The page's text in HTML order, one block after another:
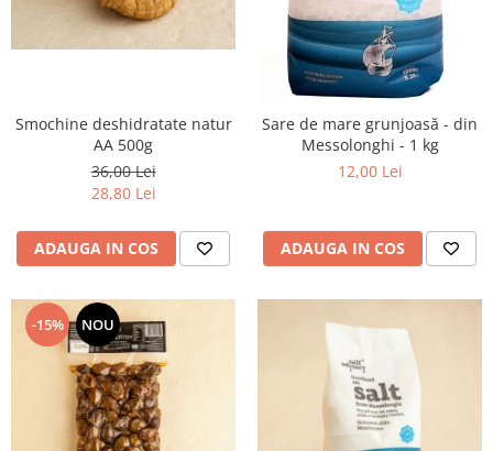
Smochine deshidratate natur
AA 500g
36,00 Lei
28,80 Lei
ADAUGA IN COS
Sare de mare grunjoasă - din
Messolonghi - 1 kg
12,00 Lei
ADAUGA IN COS
-15% NOU